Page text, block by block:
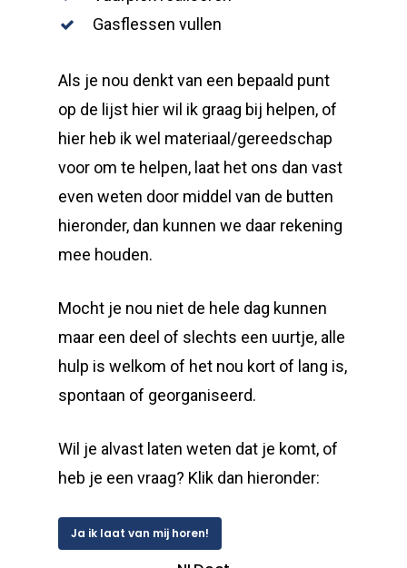
Gasflessen vullen
Als je nou denkt van een bepaald punt
op de lijst hier wil ik graag bij helpen, of
hier heb ik wel materiaal/gereedschap
voor om te helpen, laat het ons dan vast
even weten door middel van de butten
hieronder, dan kunnen we daar rekening
mee houden.
Mocht je nou niet de hele dag kunnen
maar een deel of slechts een uurtje, alle
hulp is welkom of het nou kort of lang is,
spontaan of georganiseerd.
Wil je alvast laten weten dat je komt, of
heb je een vraag? Klik dan hieronder:
Ja ik laat van mij horen!